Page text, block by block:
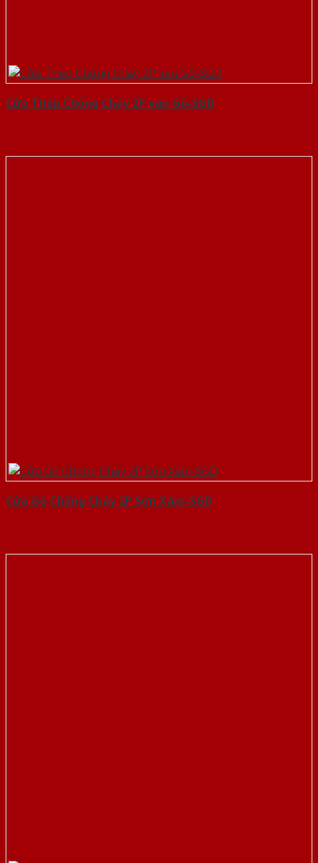
Cửa Thép Chống Cháy 2P van Gỗ-SGD
Cửa Gỗ Chống Cháy 2P Sơn Xám-SGD